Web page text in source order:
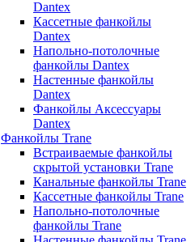
Dantex
Кассетные фанкойлы
Dantex
Напольно-потолочные
фанкойлы Dantex
Настенные фанкойлы
Dantex
Фанкойлы Аксессуары
Dantex
Фанкойлы Trane
Встраиваемые фанкойлы
скрытой установки Trane
Канальные фанкойлы Trane
Кассетные фанкойлы Trane
Напольно-потолочные
фанкойлы Trane